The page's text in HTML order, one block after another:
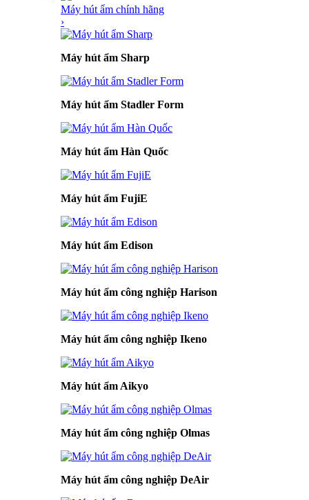
Máy hút ẩm chính hãng
›
Máy hút ẩm Sharp
Máy hút ẩm Stadler Form
Máy hút ẩm Hàn Quốc
Máy hút ẩm FujiE
Máy hút ẩm Edison
Máy hút ẩm công nghiệp Harison
Máy hút ẩm công nghiệp Ikeno
Máy hút ẩm Aikyo
Máy hút ẩm công nghiệp Olmas
Máy hút ẩm công nghiệp DeAir